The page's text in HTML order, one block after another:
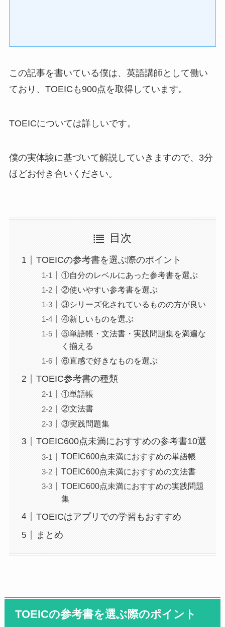
この記事を書いている僕は、英語講師として働い
ており、TOEICも900点を取得しています。
TOEICについては詳しいです。
僕の実体験に基づいて解説していきますので、3分
ほどお付き合いください。
目次
TOEICの参考書を選ぶ際のポイント
①自分のレベルにあった参考書を選ぶ
②使いやすい参考書を選ぶ
③シリーズ化されているものの方が良い
④新しいものを選ぶ
⑤単語帳・文法書・実践問題集を満遍な
く揃える
⑥直感で好きなものを選ぶ
TOEIC参考書の種類
①単語帳
②文法書
③実践問題集
TOEIC600点未満におすすめの参考書10選
TOEIC600点未満におすすめの単語帳
TOEIC600点未満におすすめの文法書
TOEIC600点未満におすすめの実践問題
集
TOEICはアプリでの学習もおすすめ
まとめ
TOEICの参考書を選ぶ際のポイント